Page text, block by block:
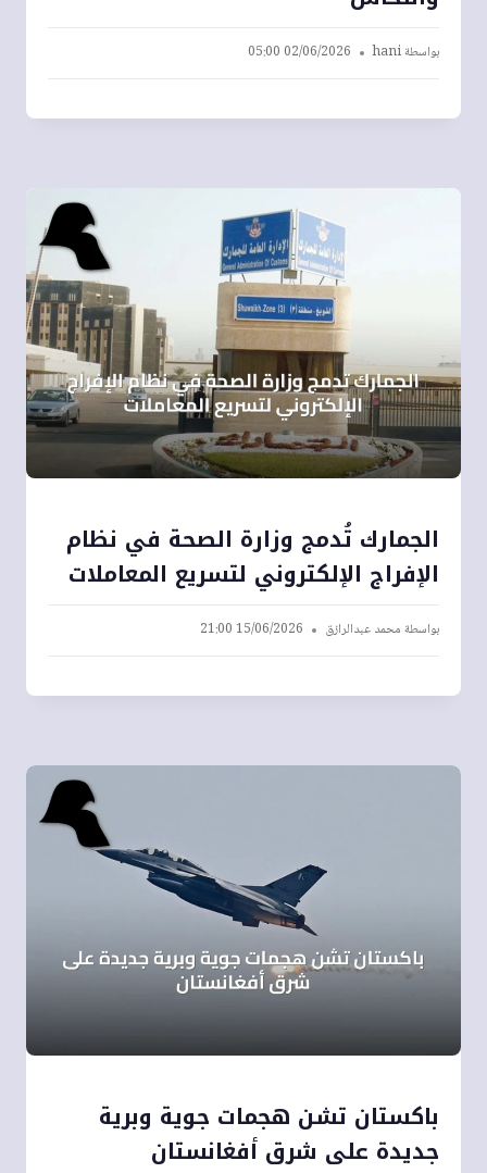
بواسطةhani
02/06/2026 05:00
الجمارك تُدمج وزارة الصحة في نظام
الإفراج الإلكتروني لتسريع المعاملات
بواسطةمحمد عبدالرازق 15/06/2026 21:00
باكستان تشن هجمات جوية وبرية
جديدة على شرق أفغانستان